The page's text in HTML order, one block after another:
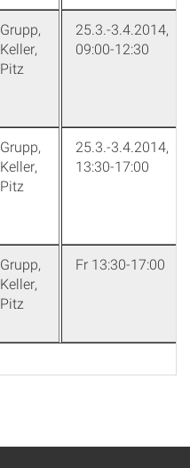
Grupp,
Keller,
Pitz
25.3.-3.4.2014,
09:00-12:30
Grupp,
Keller,
Pitz
25.3.-3.4.2014,
13:30-17:00
Grupp,
Keller,
Pitz
Fr 13:30-17:00